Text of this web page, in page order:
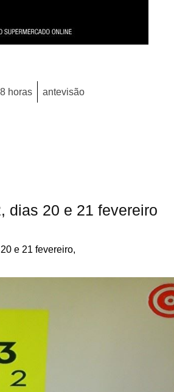
horas antevisão
dias 20 e 21 fevereiro
e 21 fevereiro,